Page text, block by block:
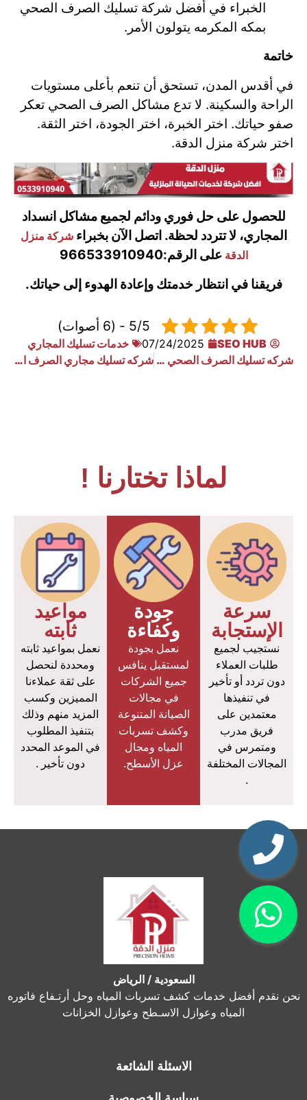
الخبراء في أفضل شركة تسليك الصرف الصحي
بمكه المكرمه يتولون الأمر.
خاتمة
في أقدس المدن، تستحق أن تنعم بأعلى مستويات
الراحة والسكينة. لا تدع مشاكل الصرف الصحي تعكر
صفو حياتك. اختر الخبرة، اختر الجودة، اختر الثقة.
اختر شركة منزل الدقة.
للحصول على حل فوري ودائم لجميع مشاكل انسداد
المجاري، لا تتردد لحظة. اتصل الآن بخبراءشركة منزل
الدقة على الرقم:966533910940
فريقنا في انتظار خدمتك وإعادة الهدوء إلى حياتك.
5/5 - (6 أصوات)
SEO HUB
07/24/2025
خدمات تسليك المجاري
شركه تسليك الصرف الصحي بالمدينه المنوره
شركه تسليك مجاري الصرف الصحي بالباحة 0533910940
لماذا تختارنا !
سرعة
الإستجابة
نستجيب لجميع
طلبات العملاء
دون تردد أو تأخير
في تنفيذها
معتمدين على
فريق مدرب
ومتمرس في
المجالات المختلفة
.
جودة
وكفاءة
نعمل بجودة
لمستقبل ينافس
جميع الشركات
في مجالات
الصيانة المتنوعة
وكشف تسربات
المياه ومجال
عزل الأسطح.
مواعيد
ثابته
نعمل بمواعيد ثابته
ومحددة لنحصل
على ثقة عملاءنا
المميزين وكسب
المزيد منهم وذلك
بتنفيذ المطلوب
في الموعد المحدد
دون تأخير .
السعودية / الرياض
نحن نقدم أفضل خدمات كشف تسربات المياه وحل أرتـفاع فاتوره
المياه وعوازل الاسـطح وعوازل الخزانات
الاسئلة الشائعة